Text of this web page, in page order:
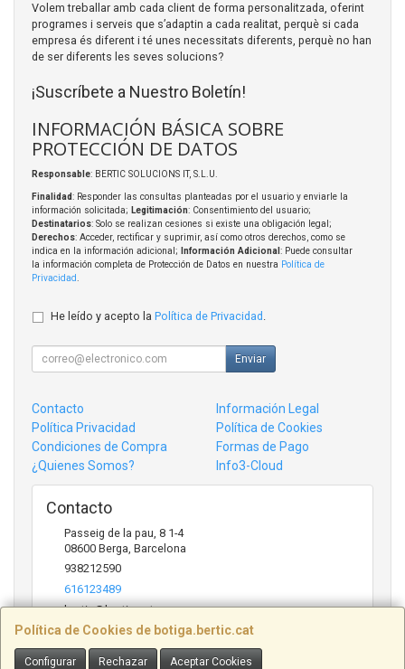
Política de Cookies de botiga.bertic.cat
Configurar Rechazar Aceptar Cookies
Volem treballar amb cada client de forma personalitzada, oferint
programes i serveis que s’adaptin a cada realitat, perquè si cada
empresa és diferent i té unes necessitats diferents, perquè no han
de ser diferents les seves solucions?
¡Suscríbete a Nuestro Boletín!
INFORMACIÓN BÁSICA SOBRE
PROTECCIÓN DE DATOS
Responsable: BERTIC SOLUCIONS IT, S.L.U.
Finalidad: Responder las consultas planteadas por el usuario y enviarle la
información solicitada; Legitimación: Consentimiento del usuario;
Destinatarios: Solo se realizan cesiones si existe una obligación legal;
Derechos: Acceder, rectificar y suprimir, así como otros derechos, como se
indica en la información adicional;
Información Adicional : Puede consultar
la información completa de Protección de Datos en nuestra Política de
Privacidad
He leído y acepto la Política de Privacidad .
Enviar
Contacto
Información Legal
Política Privacidad
Política de Cookies
Condiciones de Compra
Formas de Pago
¿Quienes Somos?
Info3-Cloud
Contacto
Passeig de la pau, 8 1-4
08600 Berga, Barcelona
938212590
616123489
bertic@bertic.cat